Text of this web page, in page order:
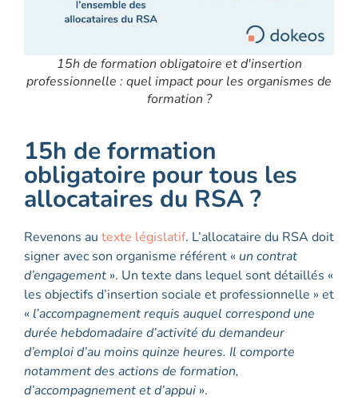
15h de formation obligatoire et d'insertion
professionnelle : quel impact pour les organismes de
formation ?
15h de formation
obligatoire pour tous les
allocataires du RSA ?
Revenons au texte législatif. L’allocataire du RSA doit
signer avec son organisme référent « un contrat
d’engagement ». Un texte dans lequel sont détaillés «
les objectifs d’insertion sociale et professionnelle » et
« l’accompagnement requis auquel correspond une
durée hebdomadaire d’activité du demandeur
d’emploi d’au moins quinze heures. Il comporte
notamment des actions de formation,
d’accompagnement et d’appui ».